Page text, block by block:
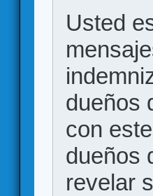
Usted
dueños
con
dueños
revelar